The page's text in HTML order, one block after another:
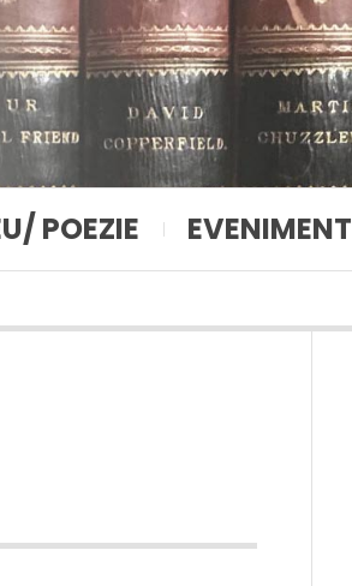
POEZIE EVENIMENT